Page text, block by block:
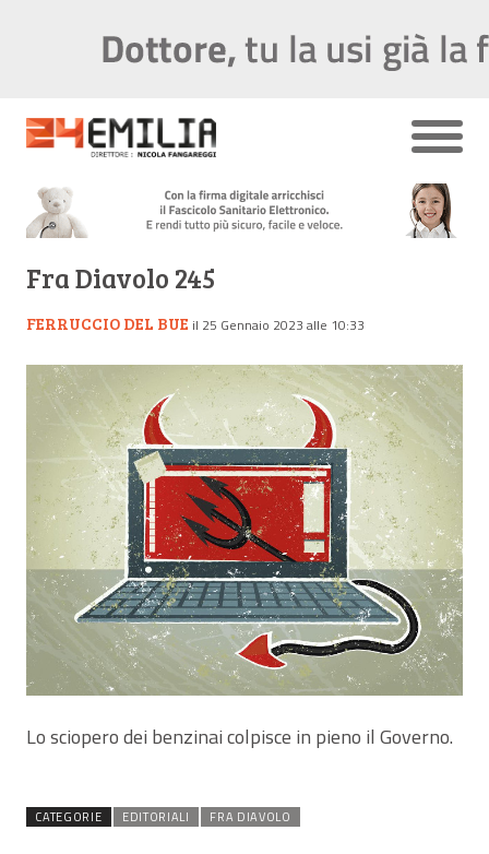
Fra Diavolo 245
FERRUCCIO DEL BUE il 25 Gennaio 2023 alle 10:33
Lo sciopero dei benzinai colpisce in pieno il Governo.
CATEGORIE EDITORIALI FRA DIAVOLO